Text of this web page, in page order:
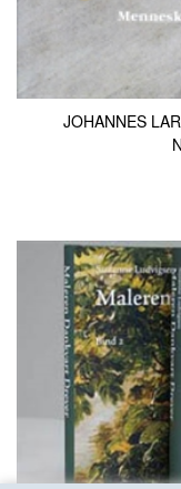
JOHANNES